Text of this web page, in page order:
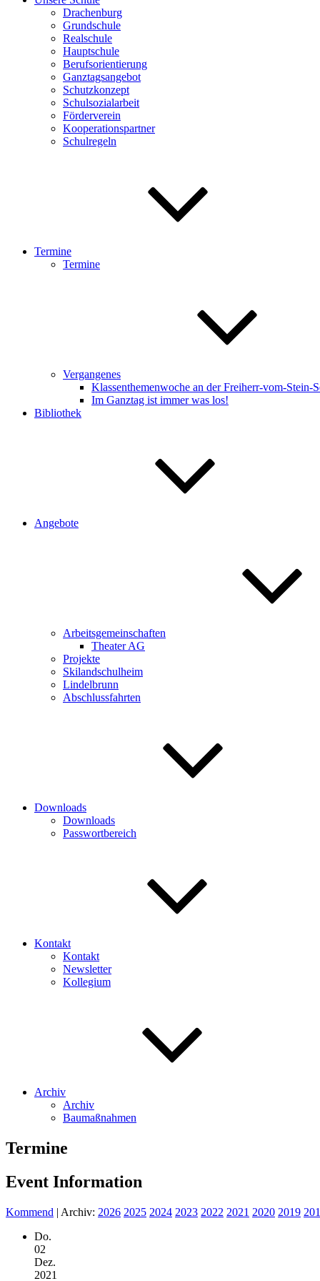
Drachenburg
Grundschule
Realschule
Hauptschule
Berufsorientierung
Ganztagsangebot
Schutzkonzept
Schulsozialarbeit
Förderverein
Kooperationspartner
Schulregeln
Termine
Termine
Vergangenes
Klassenthemenwoche an der Freiherr-vom-Stein-
Im Ganztag ist immer was los!
Bibliothek
Angebote
Arbeitsgemeinschaften
Theater AG
Projekte
Skilandschulheim
Lindelbrunn
Abschlussfahrten
Downloads
Downloads
Passwortbereich
Kontakt
Kontakt
Newsletter
Kollegium
Archiv
Archiv
Baumaßnahmen
Termine
Event Information
Kommend | Archiv: 2026 2025 2024 2023 2022 2021 2020 2019
Do.
02
Dez.
2021